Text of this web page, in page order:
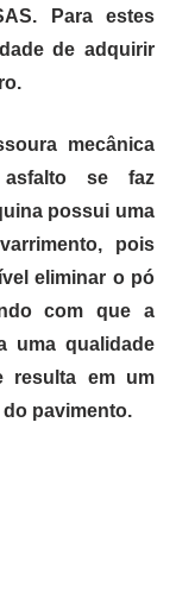
Para estes
de adquirir
mecânica
se faz
possui uma
pois
eliminar o pó
com que a
uma qualidade
resulta em um
pavimento.